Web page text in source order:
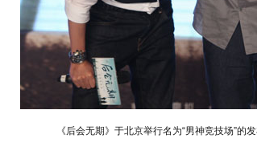
《后会无期》于北京举行名为“男神竞技场”的